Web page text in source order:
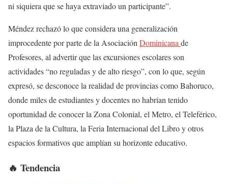
ni siquiera que se haya extraviado un participante”.
Méndez rechazó lo que considera una generalización
improcedente por parte de la Asociación Dominicana de
Profesores, al advertir que las excursiones escolares son
actividades “no reguladas y de alto riesgo”, con lo que, según
expresó, se desconoce la realidad de provincias como Bahoruco,
donde miles de estudiantes y docentes no habrían tenido
oportunidad de conocer la Zona Colonial, el Metro, el Teleférico,
la Plaza de la Cultura, la Feria Internacional del Libro y otros
espacios formativos que amplían su horizonte educativo.
🔥 Tendencia